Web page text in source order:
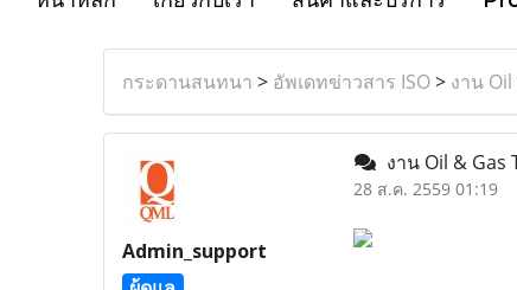
กระดานสนทนา > อัพเดทข่าวสาร ISO> งาน
Admin_support
งาน Oil & Gas
28 ส.ค. 2559 01:19